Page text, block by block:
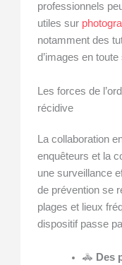
professionnels
utiles sur
notamment des
d’images en
Les forces de
récidive
La collaboration
enquêteurs et la
une surveillance
de prévention se
plages et lieux
dispositif passe
🚓 Des